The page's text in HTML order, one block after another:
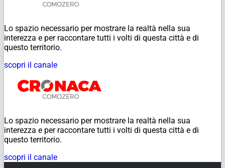
Lo spazio necessario per mostrare la realtà nella sua
interezza e per raccontare tutti i volti di questa città e di
questo territorio.
scopri il canale
Lo spazio necessario per mostrare la realtà nella sua
interezza e per raccontare tutti i volti di questa città e di
questo territorio.
scopri il canale